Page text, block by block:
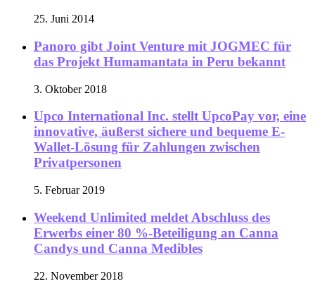
25. Juni 2014
Panoro gibt Joint Venture mit JOGMEC für
das Projekt Humamantata in Peru bekannt
3. Oktober 2018
Upco International Inc. stellt UpcoPay vor, eine
innovative, äußerst sichere und bequeme E-
Wallet-Lösung für Zahlungen zwischen
Privatpersonen
5. Februar 2019
Weekend Unlimited meldet Abschluss des
Erwerbs einer 80 %-Beteiligung an Canna
Candys und Canna Medibles
22. November 2018